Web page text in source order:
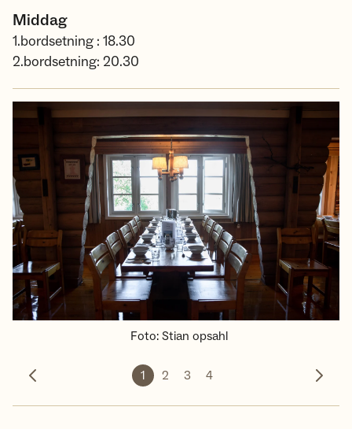
Middag
1.bordsetning : 18.30
2.bordsetning: 20.30
Foto: Stian opsahl
Forrige bilde
1 2 3 4